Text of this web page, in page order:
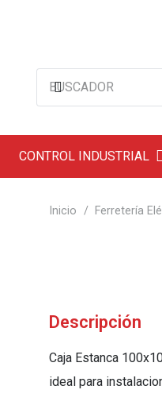
CONTROL INDUSTRIAL
Inicio / Ferretería
Descripción
Caja Estanca
ideal para